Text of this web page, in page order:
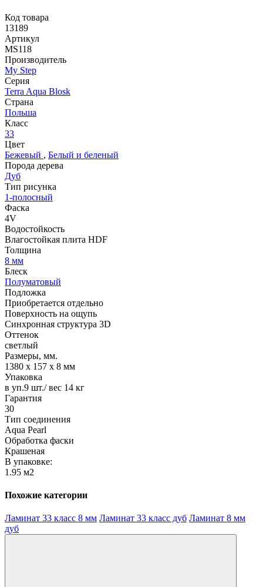
Код товара
13189
Артикул
MS118
Производитель
My Step
Серия
Terra Aqua Blosk
Страна
Польша
Класс
33
Цвет
Бежевый , Белый и беленый
Порода дерева
Дуб
Тип рисунка
1-полосный
Фаска
4V
Водостойкость
Влагостойкая плита HDF
Толщина
8 мм
Блеск
Полуматовый
Подложка
Приобретается отдельно
Поверхность на ощупь
Cинхронная структура 3D
Оттенок
светлый
Размеры, мм.
1380 х 157 х 8 мм
Упаковка
в уп.9 шт./ вес 14 кг
Гарантия
30
Тип соединения
Aqua Pearl
Обработка фаски
Крашеная
В упаковке:
1.95 м2
Похожие категории
Ламинат 33 класс 8 мм Ламинат 33 класс дуб Ламинат 8 мм
дуб